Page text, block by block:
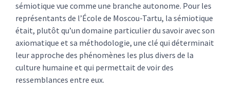
sémiotique vue comme une branche autonome. Pour les
représentants de l’École de Moscou-Tartu, la sémiotique
était, plutôt qu’un domaine particulier du savoir avec son
axiomatique et sa méthodologie, une clé qui déterminait
leur approche des phénomènes les plus divers de la
culture humaine et qui permettait de voir des
ressemblances entre eux.